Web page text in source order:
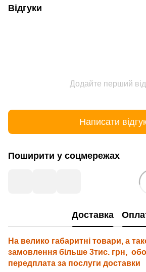
Відгуки
Додайте перший
Написати
Поширити у соцмережах
Доставка
На велико габаритні товари, а
замовлення більше 3тис. грн,
передплата за послуги доставки